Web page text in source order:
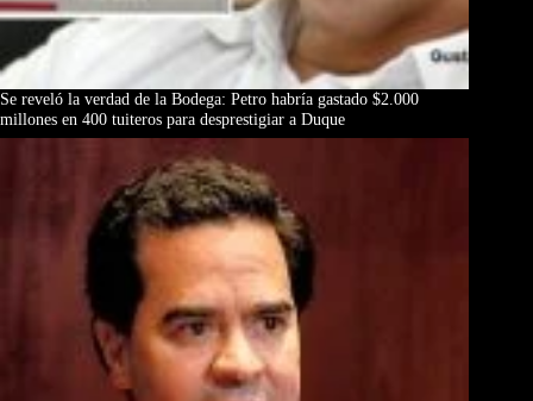
Se reveló la verdad de la Bodega: Petro habría gastado $2.000
millones en 400 tuiteros para desprestigiar a Duque